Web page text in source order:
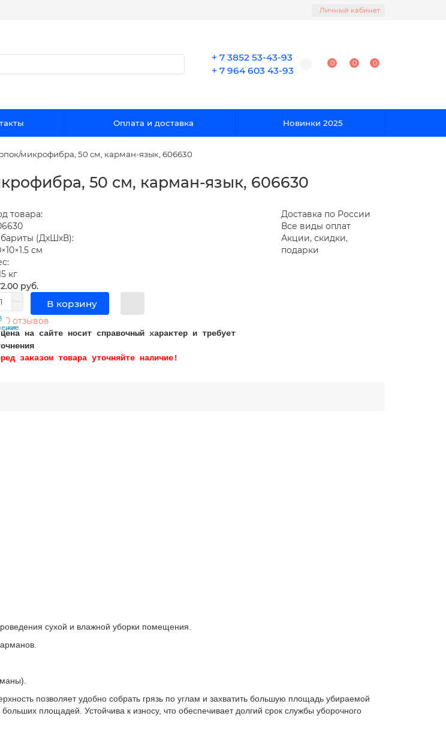
Личный кабинет
+ 7 3852 53-43-93
+ 7 964 603 43-93
0 0 0
Оплата и доставка Новинки 2025
микрофибра, 50 см, карман-язык, 606630
50 см, карман-язык, 606630
товара:
(ДхШхВ):
см
кг
руб.
В корзину
0 отзывов
на сайте носит справочный характер и требует
заказом товара уточняйте наличие!
Доставка по России
Все виды оплат
Акции, скидки,
подарки
сухой и влажной уборки помещения.
позволяет удобно собрать грязь по углам и захватить большую площадь убираемой
площадей. Устойчива к износу, что обеспечивает долгий срок службы уборочного